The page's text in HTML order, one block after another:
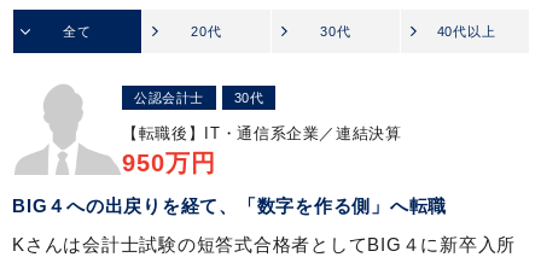
全て 20代 30代 40代以上
公認会計士 30代
【転職後】 IT・通信系企業／連結決算
950万円
BIG４への出戻りを経て、「数字を作る側」へ転職
Kさんは会計士試験の短答式合格者としてBIG４に新卒入所